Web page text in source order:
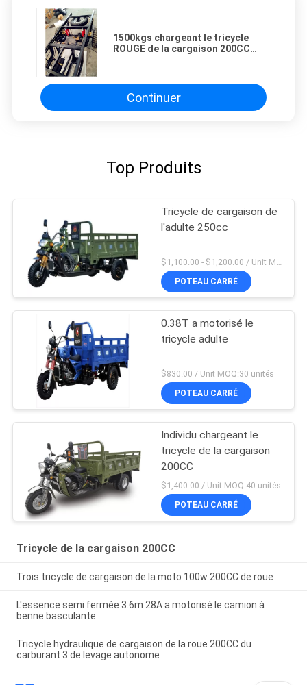
1500kgs chargeant le tricycle
ROUGE de la cargaison 200CC
Continuer
Top Produits
Tricycle de cargaison de
l'adulte 250cc
$1,100.00 - $1,200.00 / Unit MOQ:30 unités/unités
POTEAU CARRÉ
0.38T a motorisé le
tricycle adulte
$830.00 / Unit MOQ:30 unités
POTEAU CARRÉ
Individu chargeant le
tricycle de la cargaison
200CC
$1,400.00 / Unit MOQ:40 unités
POTEAU CARRÉ
Tricycle de la cargaison 200CC
Trois tricycle de cargaison de la moto 100w 200CC de roue
L'essence semi fermée 3.6m 28A a motorisé le camion à
benne basculante
Tricycle hydraulique de cargaison de la roue 200CC du
carburant 3 de levage autonome